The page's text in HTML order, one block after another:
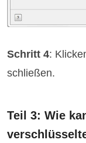
Schritt 4:
schließen.
Teil 3: Wie